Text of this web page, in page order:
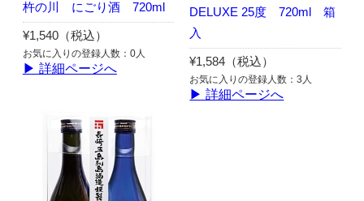
杵の川 にごり酒 720ml
¥1,540（税込）
お気に入りの登録人数：0人
▶ 詳細ページへ
DELUXE 25度 720ml 箱
入
¥1,584（税込）
お気に入りの登録人数：3人
▶ 詳細ページへ